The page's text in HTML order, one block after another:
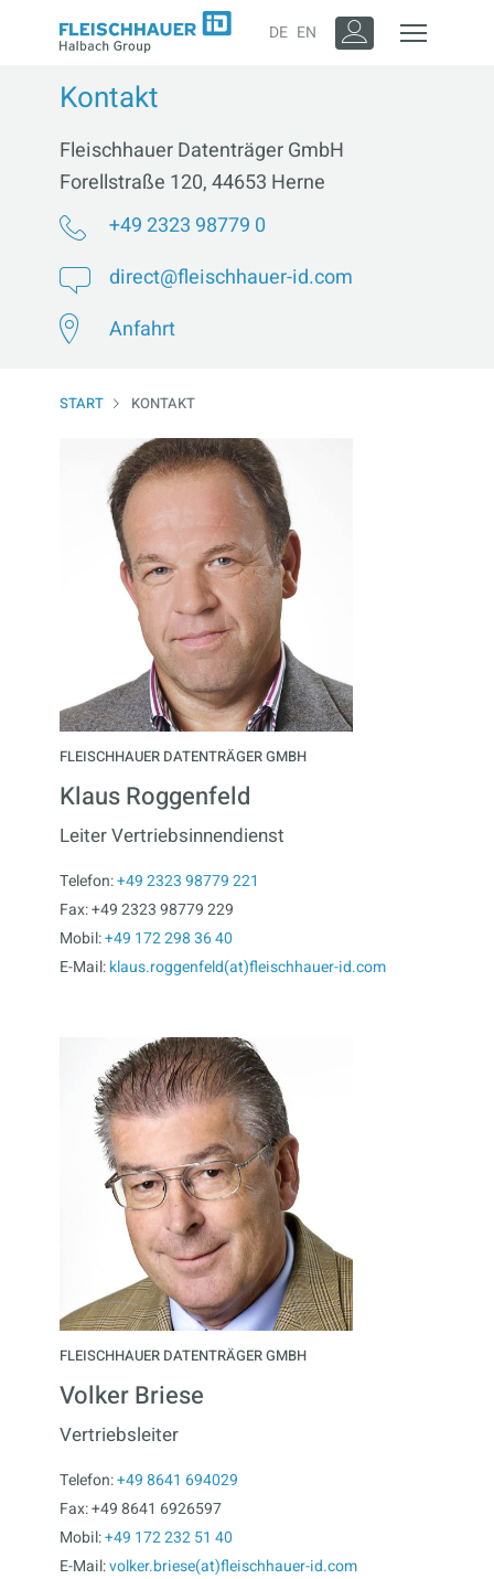
DE EN
Kontakt
Fleischhauer Datenträger GmbH
Forellstraße 120, 44653 Herne
+49 2323 98779 0
direct@fleischhauer-id.com
Anfahrt
START KONTAKT
FLEISCHHAUER DATENTRÄGER GMBH
Klaus Roggenfeld
Leiter Vertriebsinnendienst
Telefon:+49 2323 98779 221
Fax: +49 2323 98779 229
Mobil:+49 172 298 36 40
E-Mail:klaus.roggenfeld(at)fleischhauer-id.com
FLEISCHHAUER DATENTRÄGER GMBH
Volker Briese
Vertriebsleiter
Telefon:+49 8641 694029
Fax: +49 8641 6926597
Mobil:+49 172 232 51 40
E-Mail:volker.briese(at)fleischhauer-id.com